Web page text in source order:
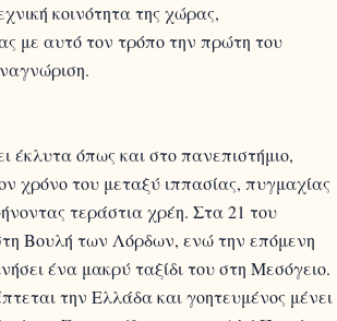
κοινότητα της χώρας,
με αυτό τον τρόπο την πρώτη του
έκλυτα όπως και στο πανεπιστήμιο,
χρόνο του μεταξύ ιππασίας, πυγμαχίας
τεράστια χρέη. Στα 21 του
Βουλή των Λόρδων, ενώ την επόμενη
ένα μακρύ ταξίδι του στη Μεσόγειο.
την Ελλάδα και γοητευμένος μένει